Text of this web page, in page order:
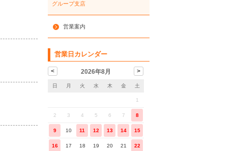
グループ支店
営業案内
営業日カレンダー
2026年8月
日 月 火 水 木 金 土
1
2 3 4 5 6 7 8
9 10 11 12 13 14 15
16 17 18 19 20 21 22